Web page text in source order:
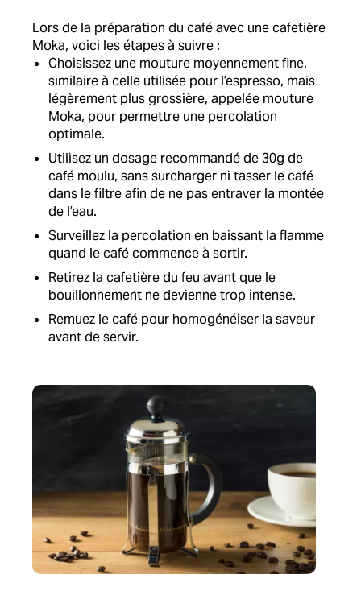
Lors de la préparation du café avec une cafetière
Moka, voici les étapes à suivre :
Choisissez une mouture moyennement fine,
similaire à celle utilisée pour l’espresso, mais
légèrement plus grossière, appelée mouture
Moka, pour permettre une percolation
optimale.
Utilisez un dosage recommandé de 30g de
café moulu, sans surcharger ni tasser le café
dans le filtre afin de ne pas entraver la montée
de l’eau.
Surveillez la percolation en baissant la flamme
quand le café commence à sortir.
Retirez la cafetière du feu avant que le
bouillonnement ne devienne trop intense.
Remuez le café pour homogénéiser la saveur
avant de servir.